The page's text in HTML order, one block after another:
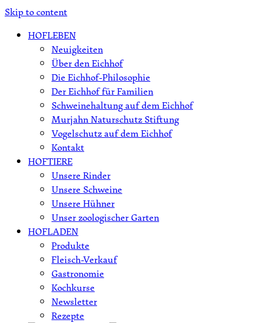
Skip to content
HOFLEBEN
Neuigkeiten
Über den Eichhof
Die Eichhof-Philosophie
Der Eichhof für Familien
Schweinehaltung auf dem Eichhof
Murjahn Naturschutz Stiftung
Vogelschutz auf dem Eichhof
Kontakt
HOFTIERE
Unsere Rinder
Unsere Schweine
Unsere Hühner
Unser zoologischer Garten
HOFLADEN
Produkte
Fleisch-Verkauf
Gastronomie
Kochkurse
Newsletter
Rezepte